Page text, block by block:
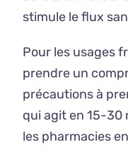
stimule le flux
Pour les usages
prendre un
précautions à
qui agit en 15-30
les pharmacies